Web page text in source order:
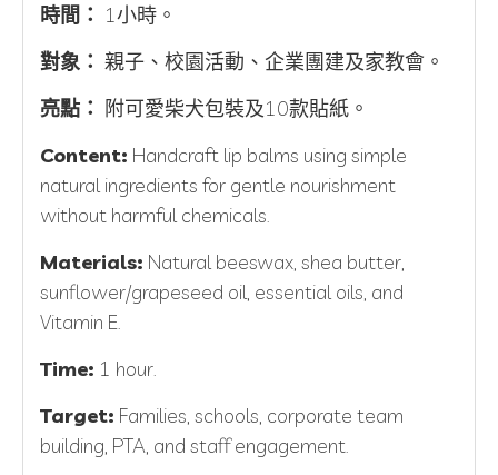
時間： 1小時。
對象： 親子、校園活動、企業團建及家教會。
亮點： 附可愛柴犬包裝及10款貼紙。
Content: Handcraft lip balms using simple
natural ingredients for gentle nourishment
without harmful chemicals.
Materials: Natural beeswax, shea butter,
sunflower/grapeseed oil, essential oils, and
Vitamin E.
Time: 1 hour.
Target: Families, schools, corporate team
building, PTA, and staff engagement.